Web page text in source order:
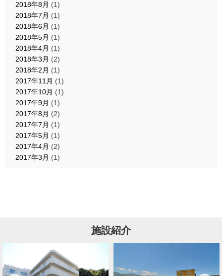
2018年8月 (1)
2018年7月 (1)
2018年6月 (1)
2018年5月 (1)
2018年4月 (1)
2018年3月 (2)
2018年2月 (1)
2017年11月 (1)
2017年10月 (1)
2017年9月 (1)
2017年8月 (2)
2017年7月 (1)
2017年5月 (1)
2017年4月 (2)
2017年3月 (1)
施設紹介